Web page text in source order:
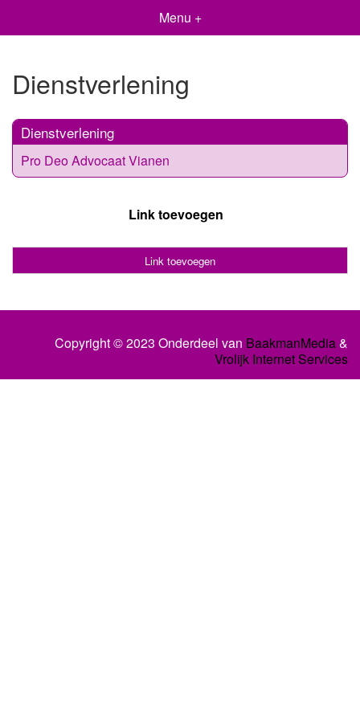
Menu +
Dienstverlening
Dienstverlening
Pro Deo Advocaat Vianen
Link toevoegen
Link toevoegen
Copyright © 2023 Onderdeel van BaakmanMedia&
Vrolijk Internet Services